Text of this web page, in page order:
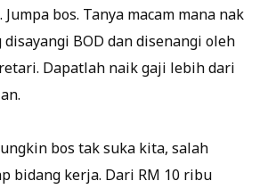
bos. Tanya macam mana nak
BOD dan disenangi oleh
Dapatlah naik gaji lebih dari
bos tak suka kita, salah
bidang kerja. Dari RM 10 ribu